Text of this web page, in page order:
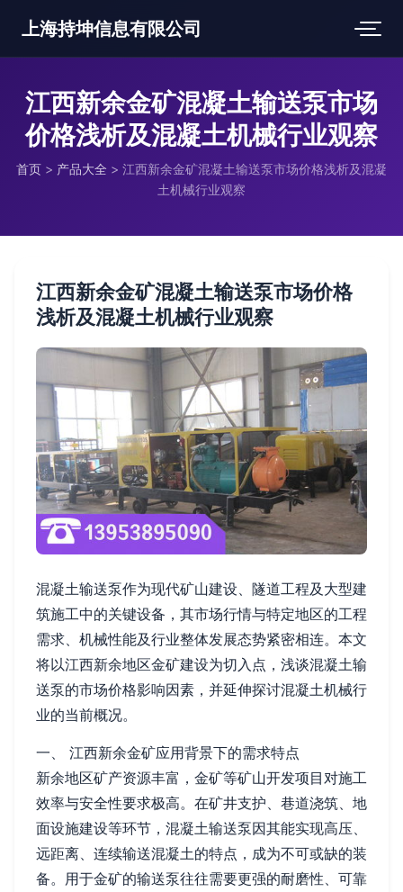
上海持坤信息有限公司
江西新余金矿混凝土输送泵市场
价格浅析及混凝土机械行业观察
首页 > 产品大全 > 江西新余金矿混凝土输送泵市场价格浅析及混凝
土机械行业观察
江西新余金矿混凝土输送泵市场价格
浅析及混凝土机械行业观察
混凝土输送泵作为现代矿山建设、隧道工程及大型建
筑施工中的关键设备，其市场行情与特定地区的工程
需求、机械性能及行业整体发展态势紧密相连。本文
将以江西新余地区金矿建设为切入点，浅谈混凝土输
送泵的市场价格影响因素，并延伸探讨混凝土机械行
业的当前概况。
一、 江西新余金矿应用背景下的需求特点
新余地区矿产资源丰富，金矿等矿山开发项目对施工
效率与安全性要求极高。在矿井支护、巷道浇筑、地
面设施建设等环节，混凝土输送泵因其能实现高压、
远距离、连续输送混凝土的特点，成为不可或缺的装
备。用于金矿的输送泵往往需要更强的耐磨性、可靠